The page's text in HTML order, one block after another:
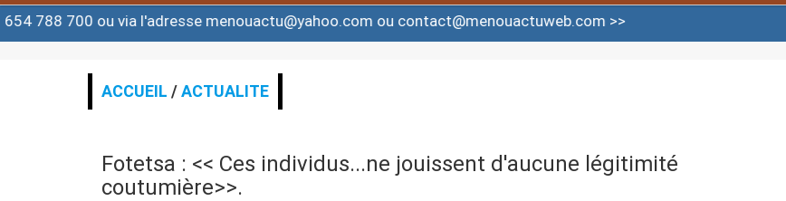
l'adresse menouactu@yahoo.com ou contact@menouactuweb.com >>
ACCUEIL /ACTUALITE
Fotetsa : << Ces individus...ne jouissent d'aucune légitimité
coutumière>>.